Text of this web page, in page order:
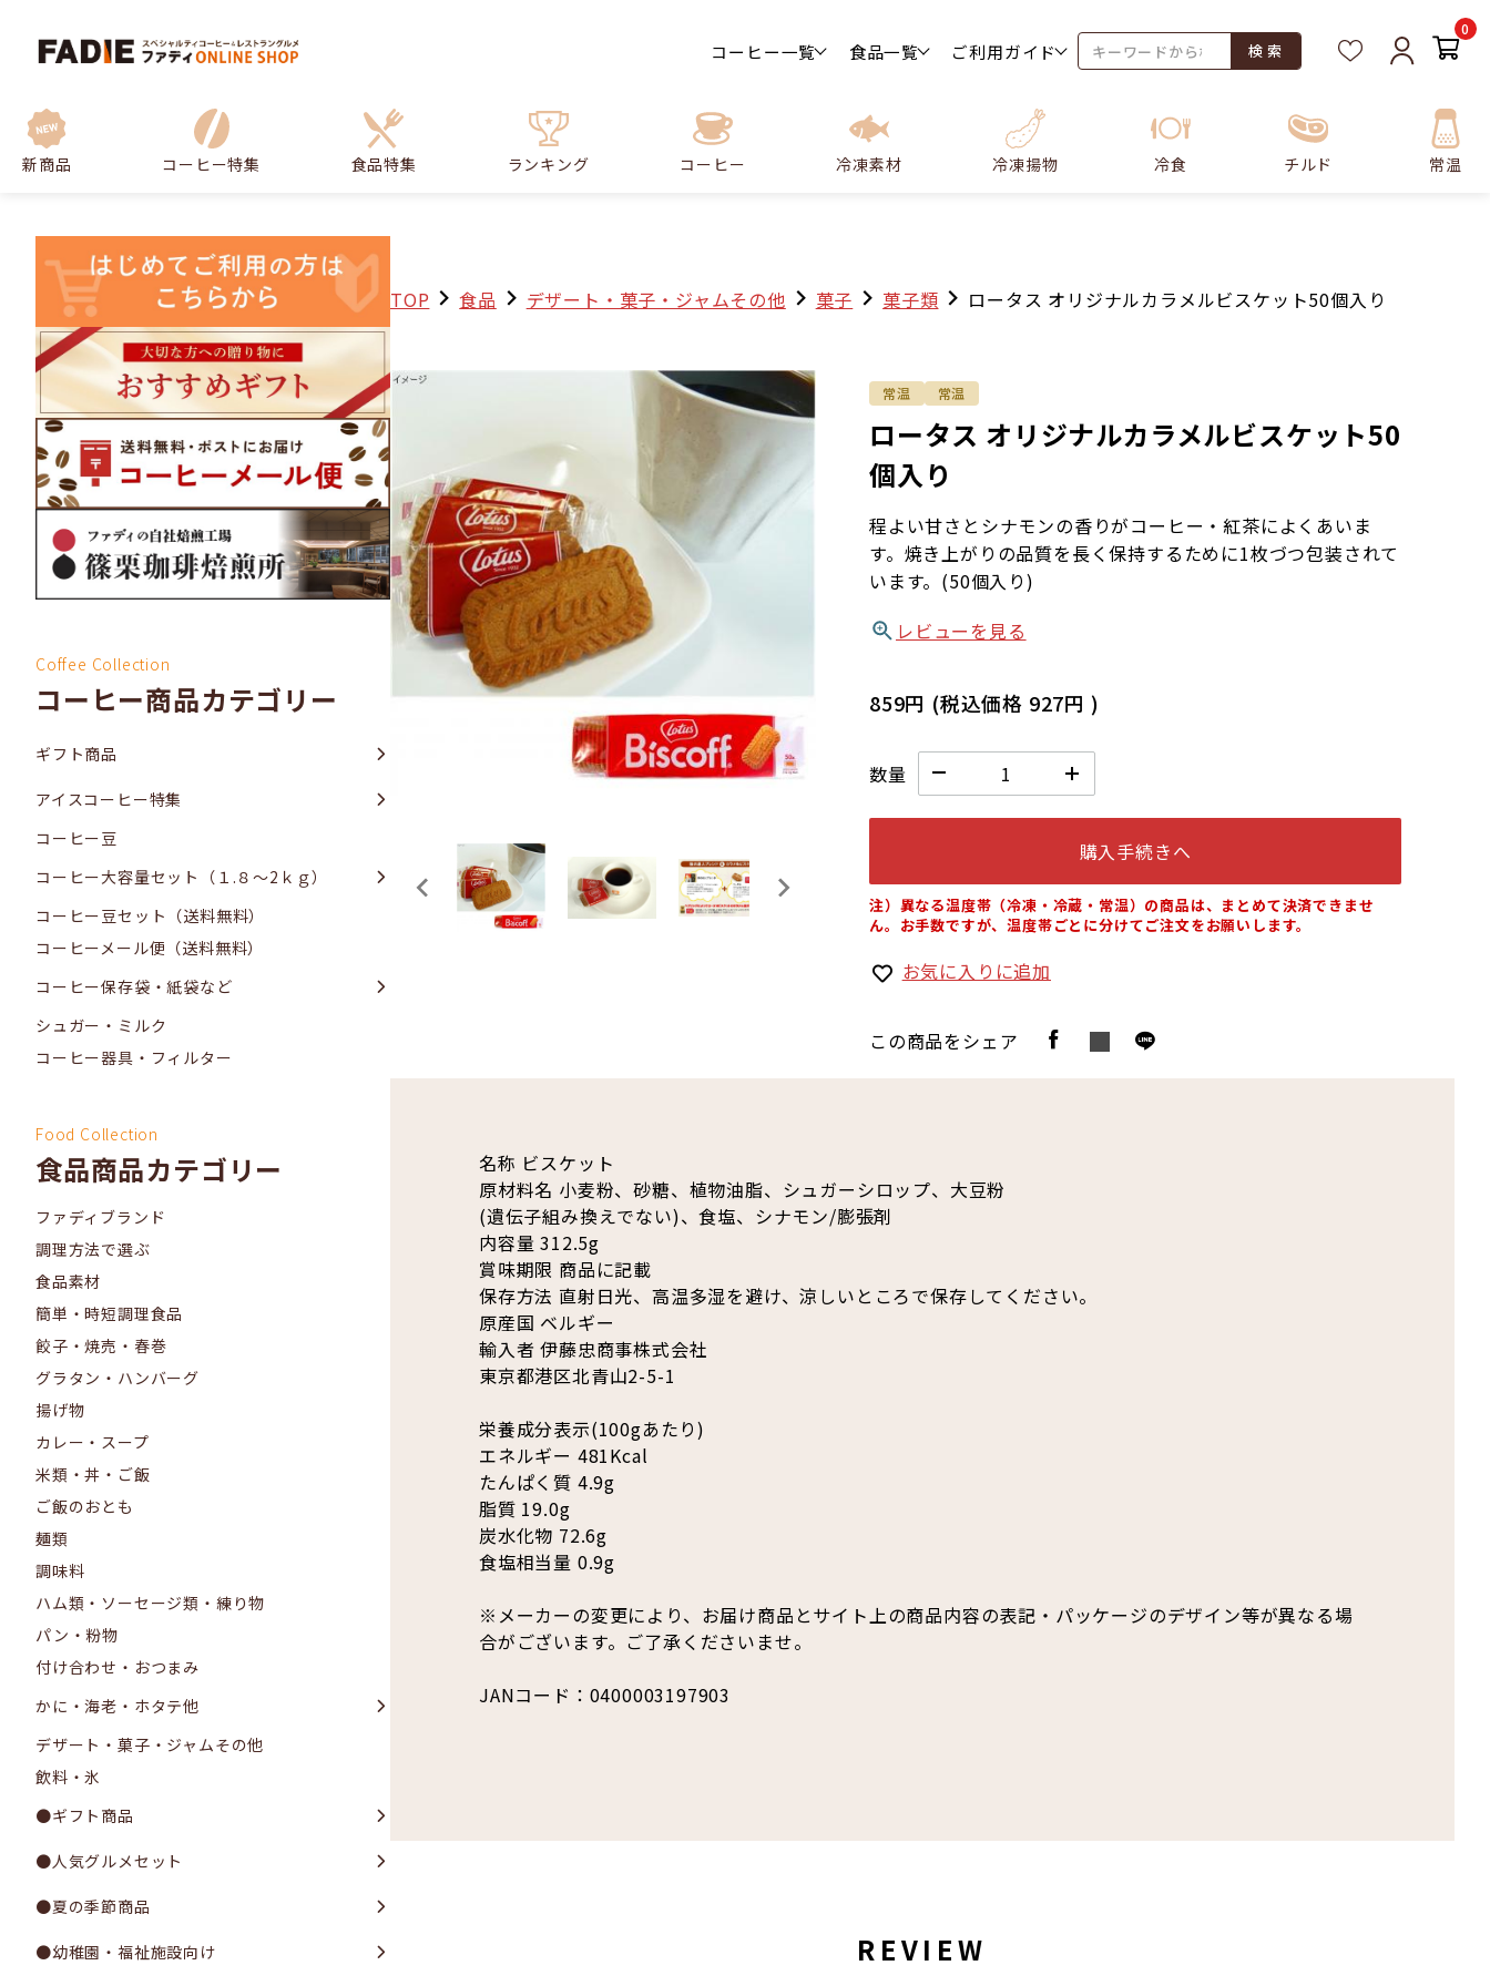
コーヒー一覧 食品一覧 ご利用ガイド 検 索
0
新商品 コーヒー特集 食品特集 ランキング コーヒー 冷凍素材 冷凍揚物 冷食 チルド 常温
Coffee Collection
コーヒー商品カテゴリー
ギフト商品
アイスコーヒー特集
コーヒー豆
コーヒー大容量セット（１.８～2ｋｇ）
コーヒー豆セット（送料無料）
コーヒーメール便（送料無料）
コーヒー保存袋・紙袋など
シュガー・ミルク
コーヒー器具・フィルター
Food Collection
食品商品カテゴリー
ファディブランド
調理方法で選ぶ
食品素材
簡単・時短調理食品
餃子・焼売・春巻
グラタン・ハンバーグ
揚げ物
カレー・スープ
米類・丼・ご飯
ご飯のおとも
麺類
調味料
ハム類・ソーセージ類・練り物
パン・粉物
付け合わせ・おつまみ
かに・海老・ホタテ他
デザート・菓子・ジャムその他
飲料・氷
●ギフト商品
●人気グルメセット
●夏の季節商品
●幼稚園・福祉施設向け
TOP 食品 デザート・菓子・ジャムその他 菓子 菓子類 ロータス オリジナルカラメルビスケット50個入り
ロータス オリジナルカラメルビスケット50
個入り
程よい甘さとシナモンの香りがコーヒー・紅茶によくあいま
す。焼き上がりの品質を長く保持するために1枚づつ包装されて
います。(50個入り)
レビューを見る
859円 (税込価格 927円 )
数量
購入手続きへ
注）異なる温度帯（冷凍・冷蔵・常温）の商品は、まとめて決済できませ
ん。お手数ですが、温度帯ごとに分けてご注文をお願いします。
お気に入りに追加
この商品をシェア
常温 常温
名称 ビスケット
原材料名 小麦粉、砂糖、植物油脂、シュガーシロップ、大豆粉
(遺伝子組み換えでない)、食塩、シナモン/膨張剤
内容量 312.5g
賞味期限 商品に記載
保存方法 直射日光、高温多湿を避け、涼しいところで保存してください。
原産国 ベルギー
輸入者 伊藤忠商事株式会社
東京都港区北青山2-5-1
栄養成分表示(100gあたり)
エネルギー 481Kcal
たんぱく質 4.9g
脂質 19.0g
炭水化物 72.6g
食塩相当量 0.9g
※メーカーの変更により、お届け商品とサイト上の商品内容の表記・パッケージのデザイン等が異なる場
合がございます。ご了承くださいませ。
JANコード：0400003197903
REVIEW